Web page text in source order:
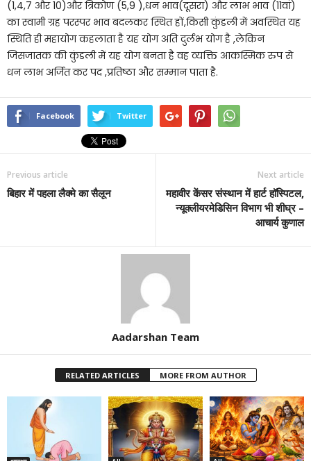
(1,4,7 और 10)और त्रिकोण (5,9 ),धन भाव(दूसरा) और लाभ भाव (11वां)
का स्वामी ग्रह परस्पर भाव बदलकर स्थित हों,किसी कुंडली में अवस्थित यह
स्थिति ही महायोग कहलाता है यह योग अति दुर्लभ योग है ,लेकिन
जिसजातक की कुंडली में यह योग बनता है वह व्यक्ति आकस्मिक रुप से
धन लाभ अर्जित कर पद ,प्रतिष्ठा और सम्मान पाता है.
Facebook Twitter
Previous article
बिहार में पहला लैक्मे का सैलून
Next article
महावीर केंसर संस्थान में हार्ट हॉस्पिटल,
न्यूक्लीयरमेडिसिन विभाग भी शीघ्र –
आचार्य कुणाल
Aadarshan Team
RELATED ARTICLES MORE FROM AUTHOR